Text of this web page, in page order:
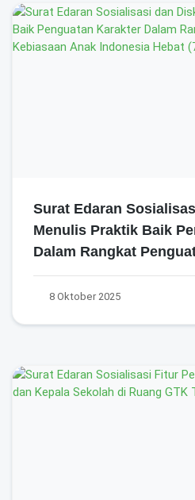
Surat Edaran
Menulis Praktik Baik
Dalam Rangkat
Kebiasaan Anak
Tahun 2025
8 Oktober 2025